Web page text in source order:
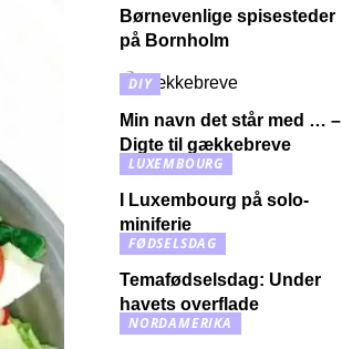
Børnevenlige spisesteder
på Bornholm
DIY
Min navn det står med … –
Digte til gækkebreve
LUXEMBOURG
I Luxembourg på solo-
miniferie
FØDSELSDAG
Temafødselsdag: Under
havets overflade
NORDAMERIKA